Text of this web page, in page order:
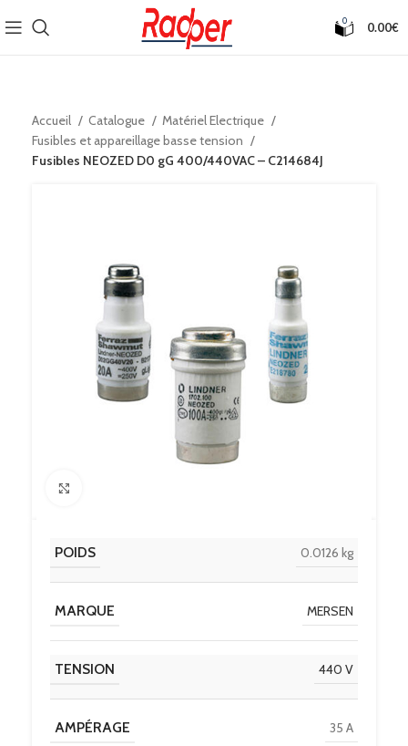
0 0.00€
Accueil Catalogue
Matériel Electrique
Fusibles et appareillage basse tension
Fusibles NEOZED D0 gG 400/440VAC – C214684J
POIDS 0.0126 kg
MARQUE MERSEN
TENSION 440 V
AMPÉRAGE 35 A